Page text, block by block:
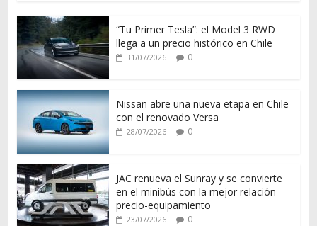
“Tu Primer Tesla”: el Model 3 RWD
llega a un precio histórico en Chile
31/07/2026 0
Nissan abre una nueva etapa en Chile
con el renovado Versa
28/07/2026 0
JAC renueva el Sunray y se convierte
en el minibús con la mejor relación
precio-equipamiento
23/07/2026 0